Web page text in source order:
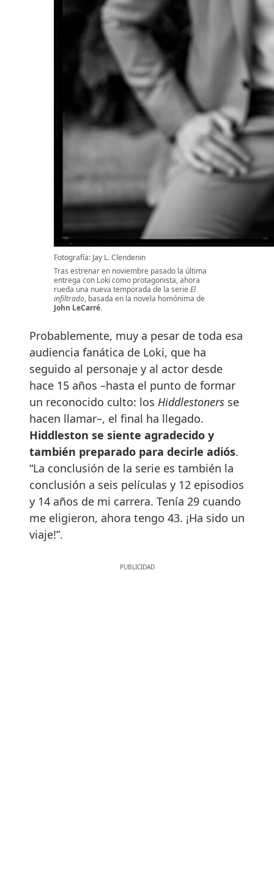
Fotografía: Jay L. Clendenin
Tras estrenar en noviembre pasado la última
entrega con Loki como protagonista, ahora
rueda una nueva temporada de la serieEl
infiltrado, basada en la novela homónima de
John LeCarré.
Probablemente, muy a pesar de toda esa
audiencia fanática de Loki, que ha
seguido al personaje y al actor desde
hace 15 años –hasta el punto de formar
un reconocido culto: los Hiddlestoners se
hacen llamar–, el final ha llegado.
Hiddleston se siente agradecido y
también preparado para decirle adiós.
“La conclusión de la serie es también la
conclusión a seis películas y 12 episodios
y 14 años de mi carrera. Tenía 29 cuando
me eligieron, ahora tengo 43. ¡Ha sido un
viaje!”.